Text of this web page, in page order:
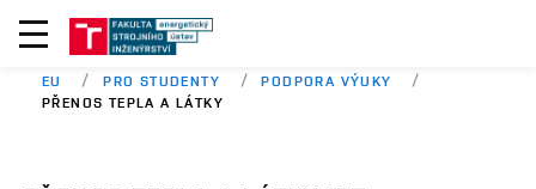
EU PRO STUDENTY
PODPORA VÝUKY
PŘENOS TEPLA A LÁTKY